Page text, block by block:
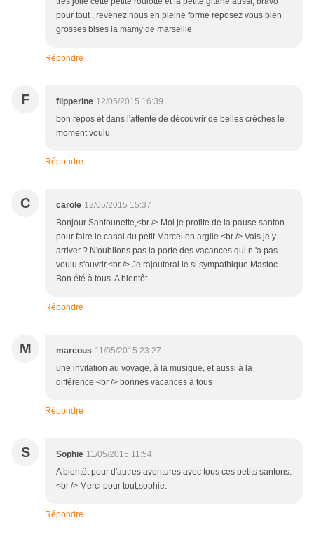
pour tout , revenez nous en pleine forme reposez vous bien
grosses bises la mamy de marseille
Répondre
F flipperine 12/05/2015 16:39
bon repos et dans l'attente de découvrir de belles crèches le
moment voulu
Répondre
C carole 12/05/2015 15:37
Bonjour Santounette,<br /> Moi je profite de la pause santon
pour faire le canal du petit Marcel en argile.<br /> Vais je y
arriver ? N'oublions pas la porte des vacances qui n 'a pas
voulu s'ouvrir.<br /> Je rajouterai le si sympathique Mastoc.
Bon été à tous. A bientôt.
Répondre
M marcous 11/05/2015 23:27
une invitation au voyage, à la musique, et aussi à la
différence <br /> bonnes vacances à tous
Répondre
S Sophie 11/05/2015 11:54
A bientôt pour d'autres aventures avec tous ces petits santons.
<br /> Merci pour tout,sophie.
Répondre